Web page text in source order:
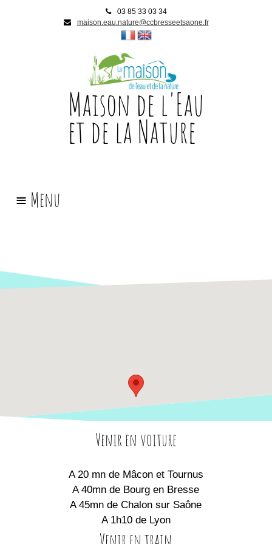
03 85 33 03 34
maison.eau.nature@ccbresseetsaone.fr
Maison de l'Eau
et de la Nature
Exposition
Plancher tactile
Table tactile
Espaces Naturels Sensibles
Parcours d'aventure Explor Games®
Familles
Groupes adultes
Scolaires
Agenda
Venir en voiture
A 20 mn de Mâcon et Tournus
A 40mn de Bourg en Bresse
A 45mn de Chalon sur Saône
A 1h10 de Lyon